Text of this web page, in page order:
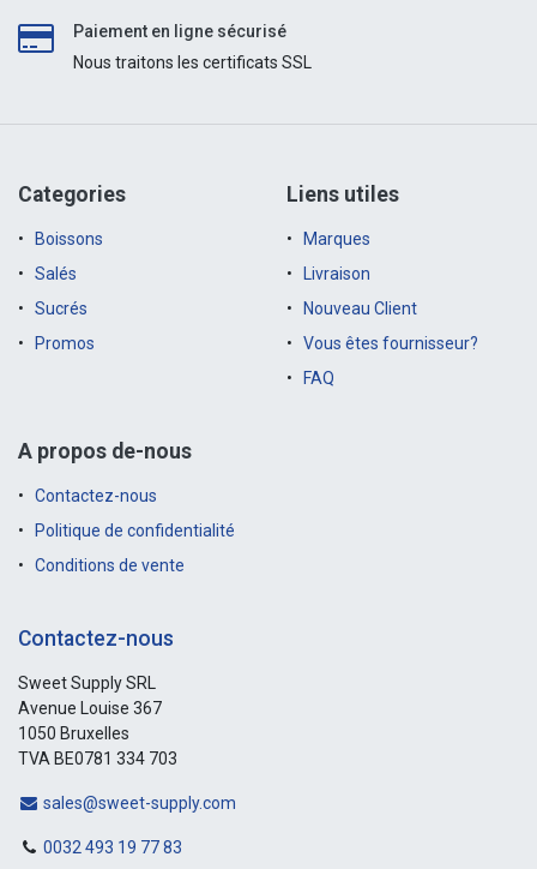
Paiement en ligne sécurisé
Nous traitons les certificats SSL
Categories
Boissons
Salés
Sucrés
Promos
Liens utiles
Marques
Livraison
Nouveau Client
Vous êtes fournisseur?
FAQ
A propos de-nous
Contactez-nous
Politique de confidentialité
Conditions de vente
Contactez-nous
Sweet Supply SRL
Avenue Louise 367
1050 Bruxelles
TVA BE0781 334 703
sales@sweet-supply.com
0032 493 19 77 83